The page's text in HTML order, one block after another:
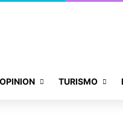
OPINION TURISMO